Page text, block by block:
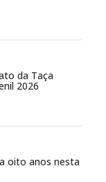
da Taça
2026
oito anos nesta